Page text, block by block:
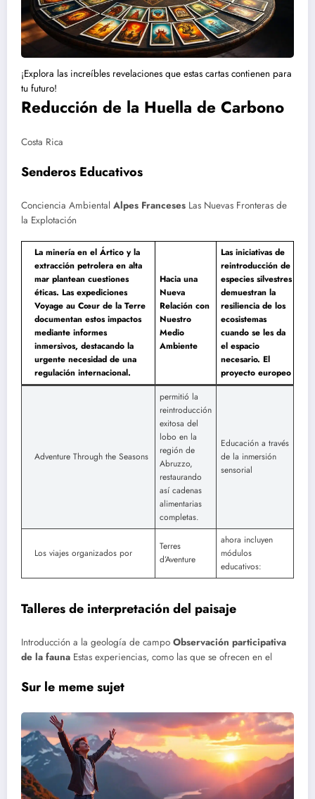
¡Explora las increíbles revelaciones que estas cartas contienen para
tu futuro!
Reducción de la Huella de Carbono
Costa Rica
Senderos Educativos
Conciencia Ambiental Alpes Franceses Las Nuevas Fronteras de
la Explotación
La minería en el Ártico y la
extracción petrolera en alta
mar plantean cuestiones
éticas. Las expediciones
Voyage au Cœur de la Terre
documentan estos impactos
mediante informes
inmersivos, destacando la
urgente necesidad de una
regulación internacional.
Hacia una
Nueva
Relación con
Nuestro
Medio
Ambiente
Las iniciativas de
reintroducción de
especies silvestres
demuestran la
resiliencia de los
ecosistemas
cuando se les da
el espacio
necesario. El
proyecto europeo
Adventure Through the Seasons
permitió la
reintroducción
exitosa del
lobo en la
región de
Abruzzo,
restaurando
así cadenas
alimentarias
completas.
Educación a través
de la inmersión
sensorial
Los viajes organizados por
Terres
d’Aventure
ahora incluyen
módulos
educativos:
Talleres de interpretación del paisaje
Introducción a la geología de campo Observación participativa
de la fauna Estas experiencias, como las que se ofrecen en el
Sur le meme sujet